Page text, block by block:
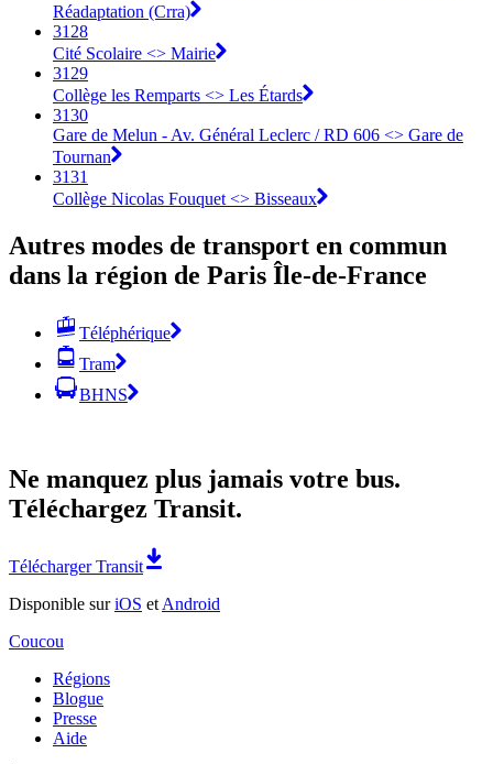
Réadaptation (Crra)
3128
Cité Scolaire <> Mairie
3129
Collège les Remparts <> Les Étards
3130
Gare de Melun - Av. Général Leclerc / RD 606 <> Gare de
Tournan
3131
Collège Nicolas Fouquet <> Bisseaux
Autres modes de transport en commun
dans la région de Paris Île-de-France
Téléphérique
Tram
BHNS
Ne manquez plus jamais votre bus.
Téléchargez Transit.
Télécharger Transit
Disponible suriOS et Android
Coucou
Régions
Blogue
Presse
Aide